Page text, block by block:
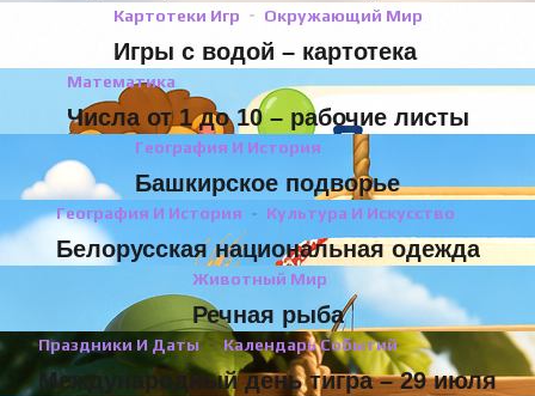
Картотеки Игр Окружающий Мир
Игры с водой – картотека
Математика
Числа от 1 до 10 – рабочие листы
География И История
Башкирское подворье
География И История Культура И Искусство
Белорусская национальная одежда
Животный Мир
Речная рыба
Праздники И Даты Календарь Событий
Международный день тигра – 29 июля